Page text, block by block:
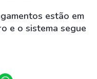
estão em
e o sistema segue